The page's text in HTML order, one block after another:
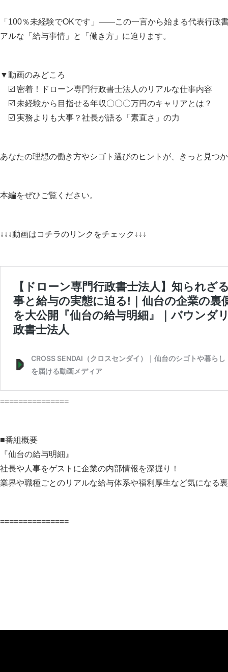
「100％未経験でOKです」——この一言から始まる代表行政
アルな「給与事情」と「働き方」に迫ります。
▼動画のみどころ
☑️ 密着！ドローン専門行政書士法人のリアルな仕事内容
☑️ 未経験から目指せる年収〇〇〇万円のキャリアとは？
☑️ 実務よりも大事？社長が語る「素直さ」の力
あなたの理想の働き方やシゴト選びのヒントが、きっと見つ
本編をぜひご覧ください。
↓↓↓動画はコチラのリンクをチェック↓↓↓
===============
■番組概要
『仙台の給与明細』
社⻑や⼈事をゲストに企業の内部情報を深掘り！
業界や職種ごとのリアルな給与体系や福利厚⽣など気になる
===============